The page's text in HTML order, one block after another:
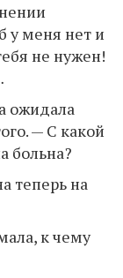
у меня нет и
не нужен!
ожидала
— С какой
больна?
теперь на
к чему